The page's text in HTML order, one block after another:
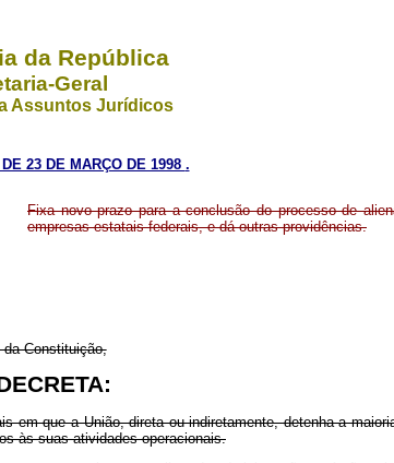
da República
Geral
Assuntos Jurídicos
23 DE MARÇO DE 1998 .
Fixa novo prazo para a conclusão do processo de
empresas estatais federais, e dá outras providências.
Constituição,
em que a União, direta ou indiretamente, detenha a
às suas atividades operacionais.